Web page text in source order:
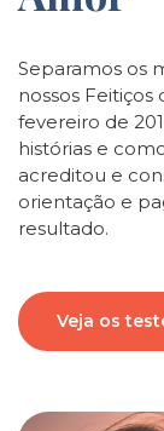
Separamos os
nossos Feitiços
fevereiro de
histórias e
acreditou e
orientação e
resultado.
Veja os